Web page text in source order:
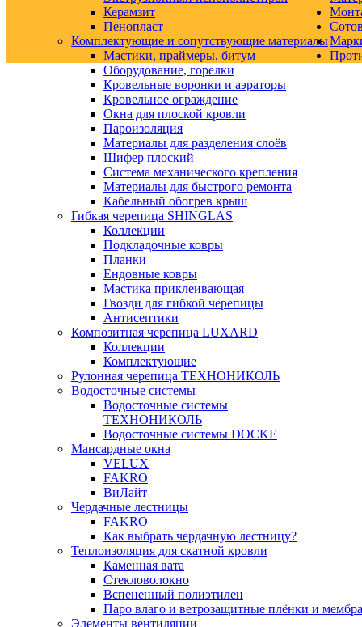
Керамзит
Пенопласт
Комплектующие и сопутствующие материалы
Мастики, праймеры, битум
Оборудование, горелки
Кровельные воронки и аэраторы
Кровельное ограждение
Окна для плоской кровли
Пароизоляция
Материалы для разделения слоёв
Шифер плоский
Система механического крепления
Материалы для быстрого ремонта
Кабельный обогрев крыш
Гибкая черепица SHINGLAS
Коллекции
Подкладочные ковры
Планки
Ендовные ковры
Мастика приклеивающая
Гвозди для гибкой черепицы
Антисептики
Композитная черепица LUXARD
Коллекции
Комплектующие
Рулонная черепица ТЕХНОНИКОЛЬ
Водосточные системы
Водосточные системы
ТЕХНОНИКОЛЬ
Водосточные системы DOCKE
Мансардные окна
VELUX
FAKRO
ВиЛайт
Чердачные лестницы
FAKRO
Как выбрать чердачную лестницу?
Теплоизоляция для скатной кровли
Каменная вата
Стекловолокно
Вспененный полиэтилен
Паро влаго и ветрозащитные плёнки и
Элементы вентиляции